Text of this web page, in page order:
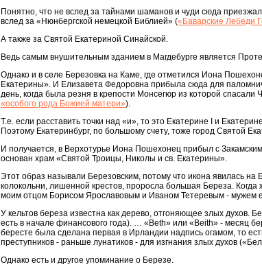
Понятно, что не вслед за тайнами шаманов и чуди сюда
вслед за «Нюнбергской немецкой Библией» («Баварские Лебеди
А также за Святой Екатериной Синайской.
Ведь самым внушительным зданием в Магдебурге является
Однако и в селе Березовка на Каме, где отметился Иона
Екатерины». И Елизавета Федоровна прибыла сюда для
день, когда была резня в крепости Монсегюр из которой спасали
«особого рода Божией матери»).
Т.е. если расставить точки над «и», то это Екатерине I и
Поэтому Екатеринбург, по большому счету, тоже город Святой
И получается, в Верхотурье Иона Пошехонец прибыл с
основан храм «Святой Троицы, Николы и св. Екатерины».
Этот образ называли Березовским, потому что икона явилась
колокольни, лишенной крестов, проросла большая Береза.
моим отцом Борисом Ярославовым и Иваном Тетеревым - мужем
У кельтов береза известна как дерево, отгоняющее злых духов.
есть в начале финансового года). … «Beth» или «Beith» - месяц
бересте была сделана первая в Ирландии надпись огамом, то
преступников - раньше лунатиков - для изгнания злых духов
Однако есть и другое упоминание о Березе.